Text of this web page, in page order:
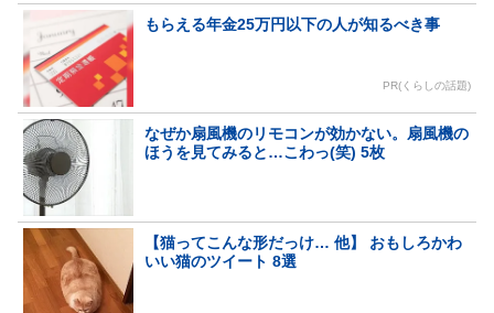
もらえる年金25万円以下の人が知るべき事
PR(くらしの話題)
なぜか扇風機のリモコンが効かない。扇風機の
ほうを見てみると…こわっ(笑) 5枚
【猫ってこんな形だっけ… 他】 おもしろかわ
いい猫のツイート 8選